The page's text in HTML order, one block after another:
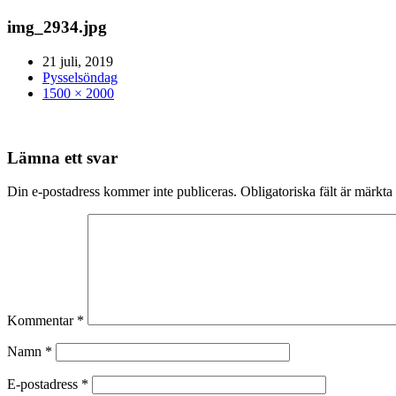
img_2934.jpg
21 juli, 2019
Pysselsöndag
1500 × 2000
Lämna ett svar
Din e-postadress kommer inte publiceras. Obligatoriska fält är märkta
Kommentar *
Namn *
E-postadress *